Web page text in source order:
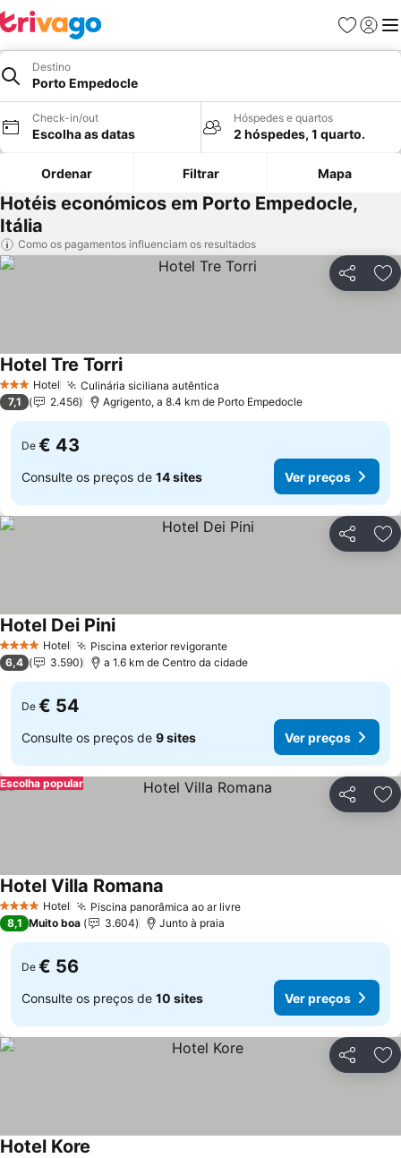
Favoritos
Iniciar
Destino
Porto Empedocle
Check-in/out
Escolha as datas
Hóspedes e quartos
2 hóspedes, 1 quarto.
Ordenar Filtrar Mapa
Hotéis económicos em Porto Empedocle,
Itália
Como os pagamentos influenciam os resultados
Partilhar
3 EstrelasHotel Culinária siciliana autêntica
Hotel Tre Torri
7,1 2.456 Agrigento, a 8.4 km de Porto Empedocle
De € 43
Consulte os preços de 14 sites Ver preços
Partilhar
4 EstrelasHotel Piscina exterior revigorante
Hotel Dei Pini
6,4 3.590 a 1.6 km de Centro da cidade
De € 54
Consulte os preços de 9 sites Ver preços
Partilhar
Escolha popular
4 EstrelasHotel Piscina panorâmica ao ar livre
Hotel Villa Romana
8,1 Muito boa 3.604 Junto à praia
De € 56
Consulte os preços de 10 sites Ver preços
Partilhar
Hotel Kore